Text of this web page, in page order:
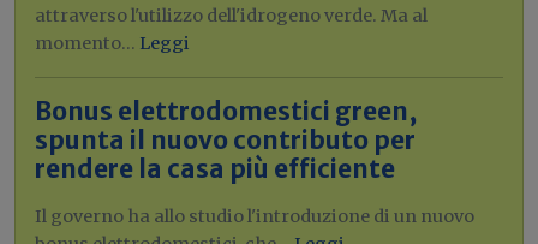
attraverso l'utilizzo dell'idrogeno verde. Ma al
momento... Leggi
Bonus elettrodomestici green,
spunta il nuovo contributo per
rendere la casa più efficiente
Il governo ha allo studio l'introduzione di un nuovo